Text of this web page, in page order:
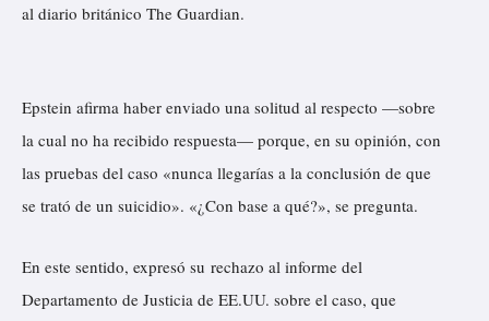
al diario británico The Guardian.
Epstein afirma haber enviado una solitud al respecto —sobre
la cual no ha recibido respuesta— porque, en su opinión, con
las pruebas del caso «nunca llegarías a la conclusión de que
se trató de un suicidio». «¿Con base a qué?», se pregunta.
En este sentido, expresó su rechazo al informe del
Departamento de Justicia de EE.UU. sobre el caso, que